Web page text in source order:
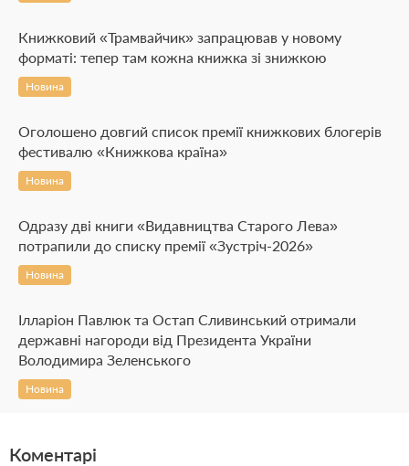
Книжковий «Трамвайчик» запрацював у новому
форматі: тепер там кожна книжка зі знижкою
Новина
Оголошено довгий список премії книжкових блогерів
фестивалю «Книжкова країна»
Новина
Одразу дві книги «Видавництва Старого Лева»
потрапили до списку премії «Зустріч-2026»
Новина
Ілларіон Павлюк та Остап Сливинський отримали
державні нагороди від Президента України
Володимира Зеленського
Новина
Коментарі